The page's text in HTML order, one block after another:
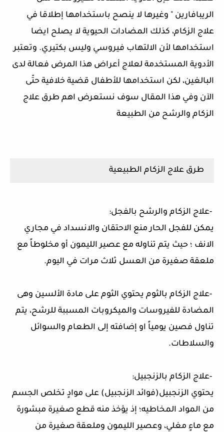
الريبافارين " وغيرها لا ينصح باستخدامها إطلاقا في
علاج الزكام، كذلك المضادات الحيوية لا يصلح ايضا
استخدامها لأن الالتهاب فيروسي وليس بكتيري. وتعتبر
الأدوية المستخدمة لعلاج أعراض هذا المرض فعالة لدى
البالغين، لكن استخدامها للأطفال قضية خلافية حتّى
الآن وفي هذا المقال سوف نستعرض اهم طرق علاج
الزكام والرشح من الطبيعة
طرق علاج الزكام الطبيعية
-علاج الزكام والرشح بالفجل:
يمكن للفجل الحار منع الاحتقان والانسداد في مجاري
الانف ؛ حيث يتم تناوله مع عصير الليمون أو مخلوطاً مع
ملعقة صغيرة من العسل ثلاث مرات في اليوم.
-علاج الزكام بالثوم يحتوي الثوم على مادة الألسين وهى
المضادة للفيروسات والميكروبات المسببة للرشح، يتم
تناول فصين يومياً او إضافته إلى الطعام والسوائل
والسلاطات.
-علاج الزكام بالزنجبيل:
يحتوي الزنجبيل(فوائد الزنجبيل) على موادٍ تخلص الجسم
من المواد المخاطيه؛ إذ يؤخذ منه قطع صغيرة مبشورة
مع ماءٍ مغلي، وعصير الليمون وملعقة صغيرة من